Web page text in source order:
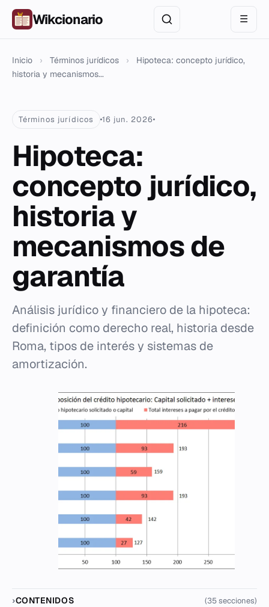
Wikcionario ☰
Inicio › Términos jurídicos ›
Hipoteca: concepto jurídico,
historia y mecanismos...
Términos jurídicos 16 jun. 2026
Hipoteca:
concepto jurídico,
historia y
mecanismos de
garantía
Análisis jurídico y financiero de la hipoteca:
definición como derecho real, historia desde
Roma, tipos de interés y sistemas de
amortización.
CONTENIDOS (35 secciones)